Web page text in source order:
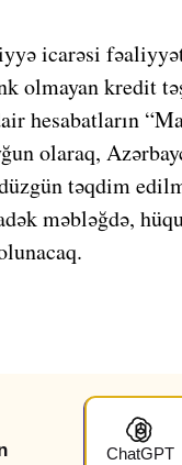
icarəsi
olmayan kredit
hesabatların
olaraq,
təqdim
məbləğdə,
ChatGPT